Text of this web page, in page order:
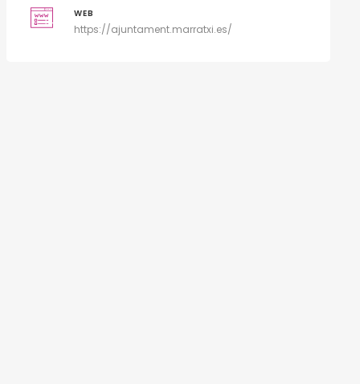
WEB
https://ajuntament.marratxi.es/